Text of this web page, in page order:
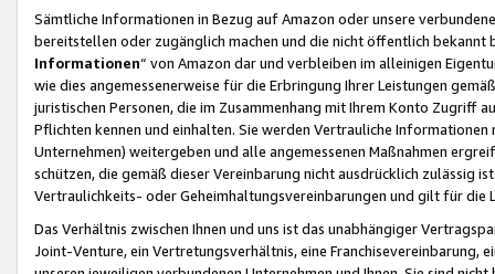
Sämtliche Informationen in Bezug auf Amazon oder unsere
bereitstellen oder zugänglich machen und die nicht öffentlich
Informationen“ von Amazon dar und verbleiben im alleinigen
wie dies angemessenerweise für die Erbringung Ihrer Leistungen
juristischen Personen, die im Zusammenhang mit Ihrem Konto
Pflichten kennen und einhalten. Sie werden Vertrauliche
Unternehmen) weitergeben und alle angemessenen Maßnahmen
schützen, die gemäß dieser Vereinbarung nicht ausdrücklich zulässig
Vertraulichkeits- oder Geheimhaltungsvereinbarungen und gilt für die
Das Verhältnis zwischen Ihnen und uns ist das unabhängiger
Joint-Venture, ein Vertretungsverhältnis, eine Franchisevereinbarung,